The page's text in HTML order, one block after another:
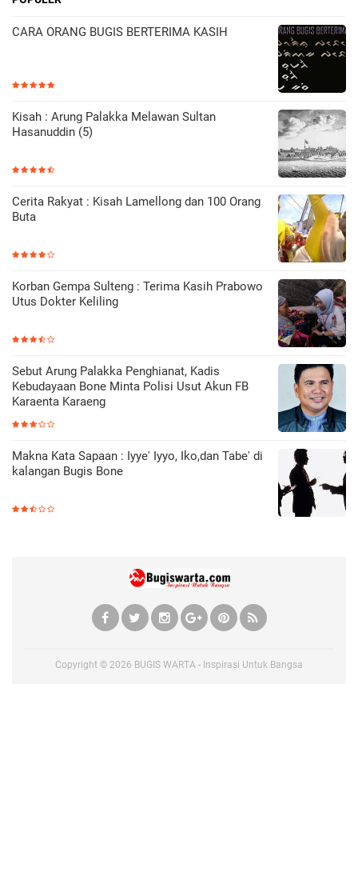
CARA ORANG BUGIS BERTERIMA KASIH
Kisah : Arung Palakka Melawan Sultan
Hasanuddin (5)
Cerita Rakyat : Kisah Lamellong dan 100 Orang
Buta
Korban Gempa Sulteng : Terima Kasih Prabowo
Utus Dokter Keliling
Sebut Arung Palakka Penghianat, Kadis
Kebudayaan Bone Minta Polisi Usut Akun FB
Karaenta Karaeng
Makna Kata Sapaan : Iyye' Iyyo, Iko,dan Tabe' di
kalangan Bugis Bone
Copyright © 2026 BUGIS WARTA - Inspirasi Untuk Bangsa